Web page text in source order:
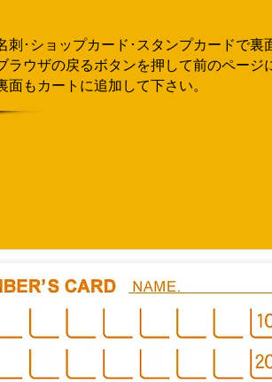
刺･ショップカード･スタンプカードで裏
ラウザの戻るボタンを押して前のページ
面もカートに追加して下さい。